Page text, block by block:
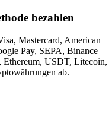
bezahlen
Mastercard, American
Pay, SEPA, Binance
USDT, Litecoin,
ab.